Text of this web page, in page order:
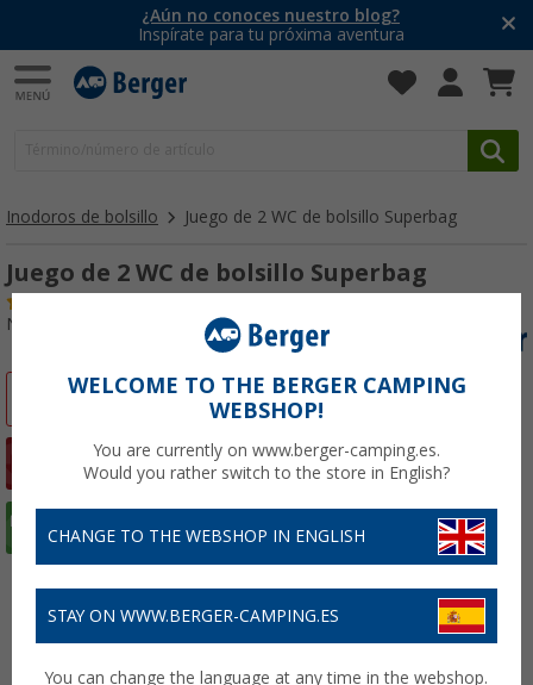
¿Aún no conoces nuestro blog?
Inspírate para tu próxima aventura
Inodoros de bolsillo Juego de 2 WC de bolsillo Superbag
Juego de 2 WC de bolsillo Superbag
Nº de artículo 255730
-33%
WELCOME TO THE BERGER CAMPING
WEBSHOP!
You are currently on www.berger-camping.es.
Would you rather switch to the store in English?
CHANGE TO THE WEBSHOP IN ENGLISH
STAY ON WWW.BERGER-CAMPING.ES
You can change the language at any time in the webshop.